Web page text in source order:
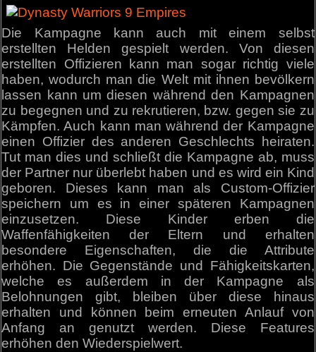
Die Kampagne kann auch mit einem selbst
erstellten Helden gespielt werden. Von diesen
erstellten Offizieren kann man sogar richtig viele
haben, wodurch man die Welt mit ihnen bevölkern
lassen kann um diesen während den Kampagnen
zu begegnen und zu rekrutieren, bzw. gegen sie zu
Kämpfen. Auch kann man während der Kampagne
einen Offizier des anderen Geschlechts heiraten.
Tut man dies und schließt die Kampagne ab, muss
der Partner nur überlebt haben und es wird ein Kind
geboren. Dieses kann man als Custom-Offizier
speichern um es in einer späteren Kampagnen
einzusetzen. Diese Kinder erben die
Waffenfähigkeiten der Eltern und erhalten
besondere Eigenschaften, die die Attribute
erhöhen. Die Gegenstände und Fähigkeitskarten,
welche es außerdem in der Kampagne als
Belohnungen gibt, bleiben über diese hinaus
erhalten und können beim erneuten Anlauf von
Anfang an genutzt werden. Diese Features
erhöhen den Wiederspielwert.